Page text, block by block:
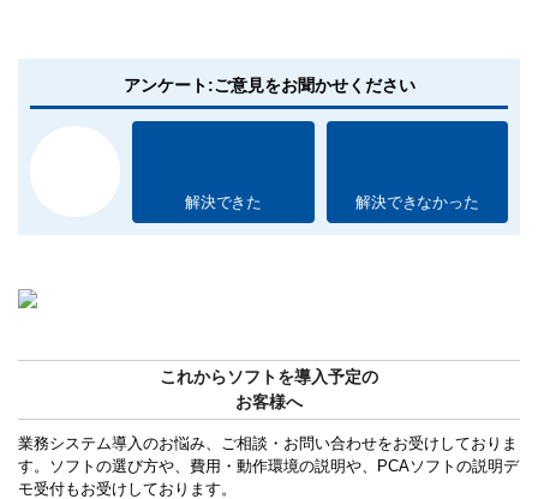
アンケート:ご意見をお聞かせください
解決できた 解決できなかった
これからソフトを導入予定の
お客様へ
業務システム導入のお悩み、ご相談・お問い合わせをお受けしておりま
す。ソフトの選び方や、費用・動作環境の説明や、PCAソフトの説明デ
モ受付もお受けしております。